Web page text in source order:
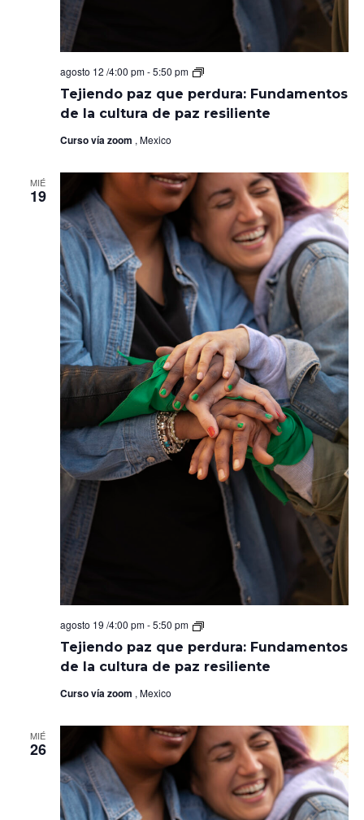
Tejiendo paz que perdura: Fundamentos
de la cultura de paz resiliente
agosto 12 /4:00 pm-5:50 pm
Tejiendo
que
perdura:
Fundamentos
de
paz
resiliente
Curso vía zoom , Mexico
MIÉ
19
Tejiendo paz que perdura: Fundamentos
de la cultura de paz resiliente
agosto 19 /4:00 pm-5:50 pm
Tejiendo
que
perdura:
Fundamentos
de
paz
resiliente
Curso vía zoom , Mexico
MIÉ
26